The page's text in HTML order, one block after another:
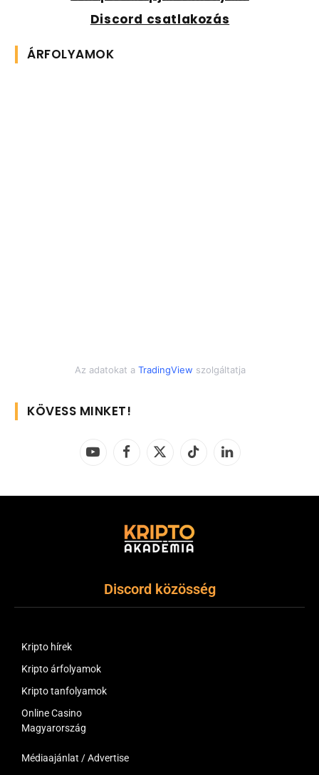
Discord csatlakozás
ÁRFOLYAMOK
Az adatokat a TradingView szolgáltatja
KÖVESS MINKET!
YouTubeFacebook
X
TikTok LinkedIn
Discord közösség
Kripto hírek
Kripto árfolyamok
Kripto tanfolyamok
Online Casino
Magyarország
Médiaajánlat / Advertise